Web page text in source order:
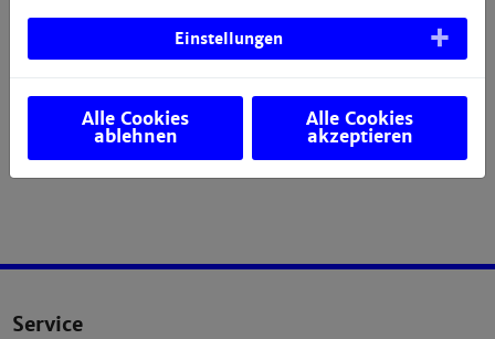
Service
Einstellungen
Alle Cookies
ablehnen
Alle Cookies
akzeptieren